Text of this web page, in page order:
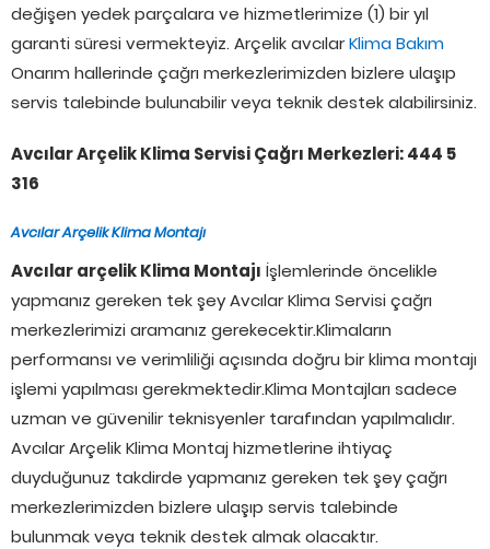
değişen yedek parçalara ve hizmetlerimize (1) bir yıl
garanti süresi vermekteyiz. Arçelik avcılarKlima Bakım
Onarım hallerinde çağrı merkezlerimizden bizlere ulaşıp
servis talebinde bulunabilir veya teknik destek alabilirsiniz.
Avcılar Arçelik Klima Servisi Çağrı Merkezleri: 444 5
316
Avcılar Arçelik Klima Montajı
Avcılar arçelik Klima Montajı İşlemlerinde öncelikle
yapmanız gereken tek şey Avcılar Klima Servisi çağrı
merkezlerimizi aramanız gerekecektir.Klimaların
performansı ve verimliliği açısında doğru bir klima montajı
işlemi yapılması gerekmektedir.Klima Montajları sadece
uzman ve güvenilir teknisyenler tarafından yapılmalıdır.
Avcılar Arçelik Klima Montaj hizmetlerine ihtiyaç
duyduğunuz takdirde yapmanız gereken tek şey çağrı
merkezlerimizden bizlere ulaşıp servis talebinde
bulunmak veya teknik destek almak olacaktır.